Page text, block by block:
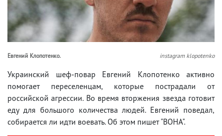
Евгений Клопотенко. instagram klopotenko
Украинский шеф-повар Евгений Клопотенко активно
помогает переселенцам, которые пострадали от
российской агрессии. Во время вторжения звезда готовит
еду для большого количества людей. Евгений поведал,
собирается ли идти воевать. Об этом пишет "ВОНА".